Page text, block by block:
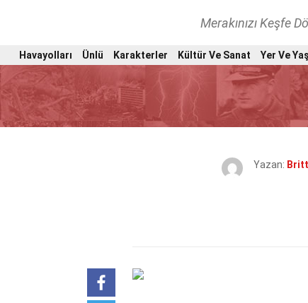
Merakınızı Keşfe
Havayolları Ünlü Karakterler Kültür Ve Sanat Yer Ve
Yazan: